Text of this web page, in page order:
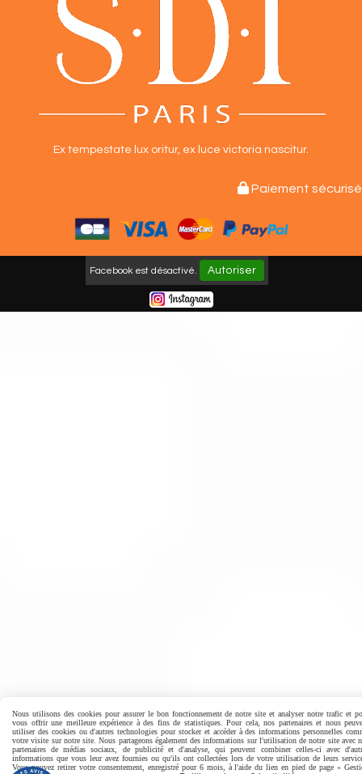
Ex tempestate lux oritur, ex luce victoria nascitur.
Paiement sécurisé
Facebook est désactivé. Autoriser
Nous utilisons des cookies pour assurer le bon fonctionnement de notre site et analyser notre trafic et
vous offrir une meilleure expérience à des fins de statistiques. Pour cela, nos partenaires et nous
utiliser des cookies ou d'autres technologies pour stocker et accéder à des informations personnelles
votre visite sur notre site. Nous partageons également des informations sur l'utilisation de notre site avec
partenaires de médias sociaux, de publicité et d'analyse, qui peuvent combiner celles-ci avec
informations que vous leur avez fournies ou qu'ils ont collectées lors de votre utilisation de leurs
Vous pouvez retirer votre consentement, enregistré pour 6 mois, à l'aide du lien en pied de page «